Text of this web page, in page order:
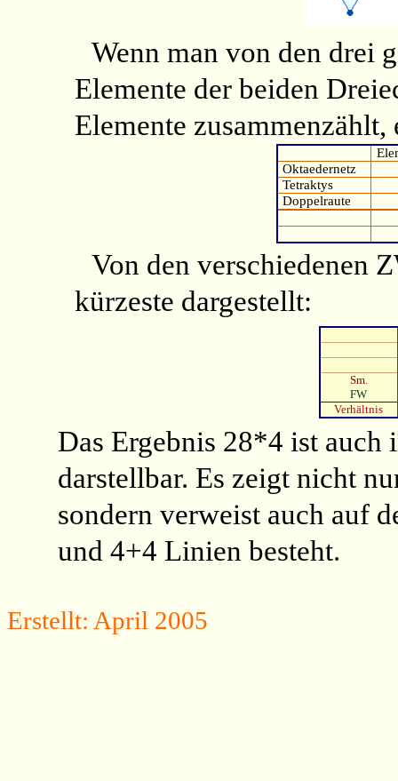
Wenn man von den drei
Elemente der beiden
Elemente
Oktaedernetz
Tetraktys
Doppelraute
Von den verschiedenen
kürzeste dargestellt:
Sm.
FW
Verhältnis
Das Ergebnis 28*4 ist
darstellbar. Es zeigt nicht
sondern verweist auch auf
und 4+4 Linien besteht.
Erstellt: April 2005